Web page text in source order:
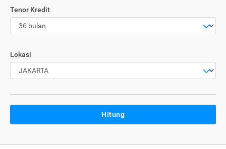
Tenor Kredit
Lokasi
Hitung